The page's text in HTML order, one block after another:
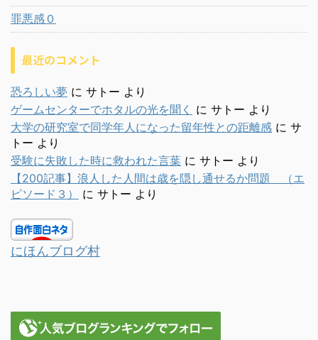
罪悪感０
最近のコメント
恐ろしい夢 に サトー より
ゲームセンターでホタルの光を聞く に サトー より
大学の研究室で同学年人になった留年性との距離感 に サ
トー より
受験に失敗した時に救われた言葉 に サトー より
【200記事】浪人した人間は歳を隠し通せるか問題 （エ
ピソード３）
に サトー より
にほんブログ村